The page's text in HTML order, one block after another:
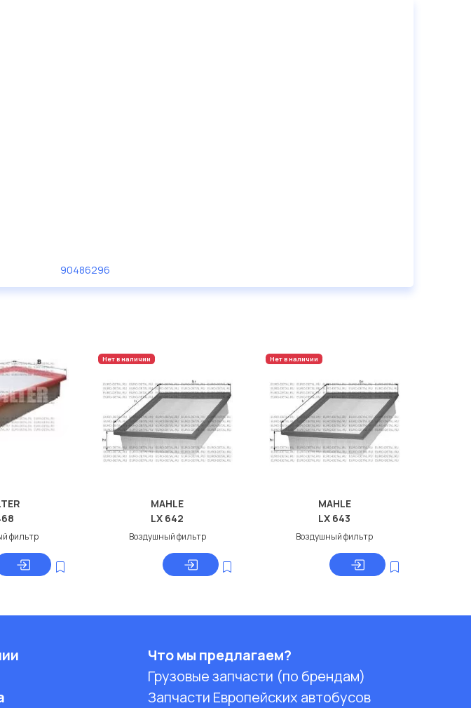
90486296
фильтр
Нет в наличии
MAHLE
LX 642
Воздушный фильтр
Нет в наличии
MAHLE
LX 643
Воздушный фильтр
Что мы предлагаем?
Грузовые запчасти (по брендам)
Запчасти Европейских автобусов